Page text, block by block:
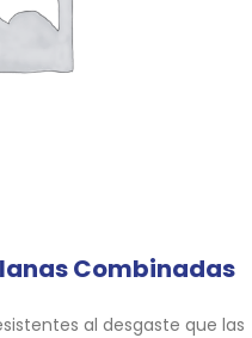
Combinadas
al desgaste que las